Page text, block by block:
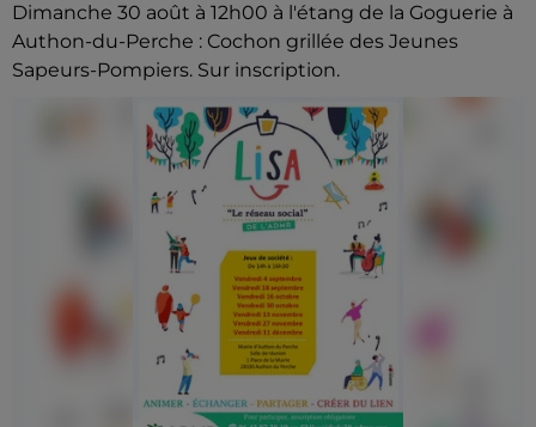
Dimanche 30 août à 12h00 à l'étang de la Goguerie à
Authon-du-Perche : Cochon grillée des Jeunes
Sapeurs-Pompiers. Sur inscription.